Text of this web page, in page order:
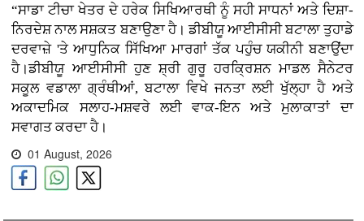
“ਸਾਡਾ ਟੀਚਾ ਖੇਤਰ ਦੇ ਹਰੇਕ ਸਿਖਿਆਰਥੀ ਨੂੰ ਸਹੀ ਸਾਧਨਾਂ ਅਤੇ ਦਿਸ਼ਾ-
ਨਿਰਦੇਸ਼ ਨਾਲ ਸਸ਼ਕਤ ਬਣਾਉਣਾ ਹੈ। ਡੀਬੀਯੂ ਆਈਸੀਸੀ ਬਟਾਲਾ ਤੁਹਾਡੇ
ਦਰਵਾਜ਼ੇ 'ਤੇ ਆਧੁਨਿਕ ਸਿੱਖਿਆ ਮਾਰਗਾਂ ਤੱਕ ਪਹੁੰਚ ਯਕੀਨੀ ਬਣਾਉਂਦਾ
ਹੈ।ਡੀਬੀਯੂ ਆਈਸੀਸੀ ਹੁਣ ਸ਼੍ਰੀ ਗੁਰੂ ਹਰਕ੍ਰਿਸ਼ਨ ਮਾਡਲ ਸੈਨੇਟਰ
ਸਕੂਲ ਵਡਾਲਾ ਗ੍ਰੰਥੀਆਂ, ਬਟਾਲਾ ਵਿਖੇ ਜਨਤਾ ਲਈ ਖੁੱਲ੍ਹਾ ਹੈ ਅਤੇ
ਅਕਾਦਮਿਕ ਸਲਾਹ-ਮਸ਼ਵਰੇ ਲਈ ਵਾਕ-ਇਨ ਅਤੇ ਮੁਲਾਕਾਤਾਂ ਦਾ
ਸਵਾਗਤ ਕਰਦਾ ਹੈ।
01 August, 2026